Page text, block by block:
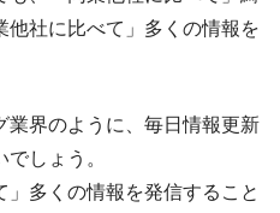
他社に比べて」多くの情報を
業界のように、毎日情報更新
しょう。
多くの情報を発信すること